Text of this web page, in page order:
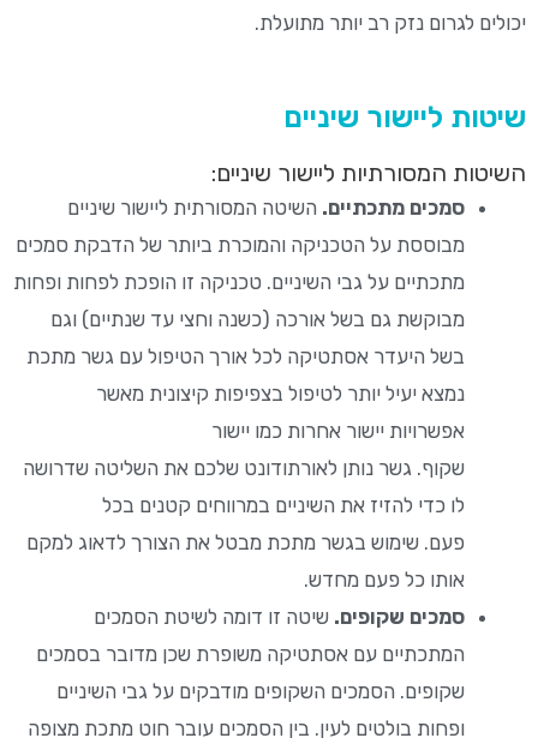
יכולים לגרום נזק רב יותר מתועלת.
שיטות ליישור שיניים
השיטות המסורתיות ליישור שיניים:
סמכים מתכתיים. השיטה המסורתית ליישור שיניים
מבוססת על הטכניקה והמוכרת ביותר של הדבקת סמכים
מתכתיים על גבי השיניים. טכניקה זו הופכת לפחות ופחות
מבוקשת גם בשל אורכה (כשנה וחצי עד שנתיים) וגם
בשל היעדר אסתטיקה לכל אורך הטיפול עם גשר מתכת
נמצא יעיל יותר לטיפול בצפיפות קיצונית מאשר
אפשרויות יישור אחרות כמו יישור
שקוף. גשר נותן לאורתודונט שלכם את השליטה שדרושה
לו כדי להזיז את השיניים במרווחים קטנים בכל
פעם. שימוש בגשר מתכת מבטל את הצורך לדאוג למקם
אותו כל פעם מחדש.
סמכים שקופים. שיטה זו דומה לשיטת הסמכים
המתכתיים עם אסתטיקה משופרת שכן מדובר בסמכים
שקופים. הסמכים השקופים מודבקים על גבי השיניים
ופחות בולטים לעין. בין הסמכים עובר חוט מתכת מצופה